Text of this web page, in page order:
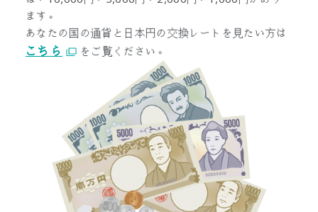
ます。
あなたの国の通貨と日本円の交換レートを見たい方は
こちら をご覧ください。